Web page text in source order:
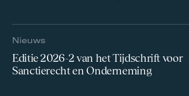
Nieuws
Editie 2026-2 van het Tijdschrift voor
Sanctierecht en Onderneming